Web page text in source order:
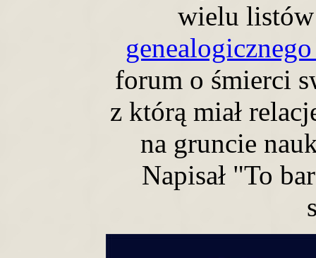
wielu
forum o śmierci
z którą miał
na gruncie
Napisał "To